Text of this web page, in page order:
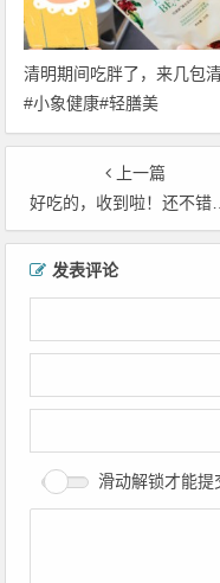
清明期间吃胖了，来几包
#小象健康#轻膳美
上一篇
好吃的，收到啦！还不错，同事力荐的产品，说之前吃过还是挺好的，就买一份吃吃看，自我感觉也好，下次一定再来光顾！
发表评论
滑动解锁才能提